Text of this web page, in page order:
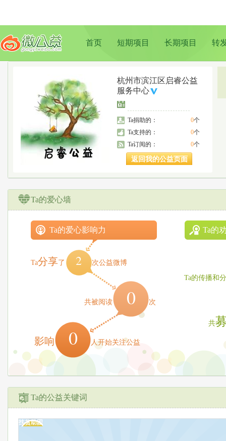
首页 短期项目 长期项目 转
杭州市滨江区启睿公益
服务中心
0个
Ta捐助的：
0个
Ta支持的：
0个
Ta订阅的：
返回我的公益页面
Ta的爱心墙
Ta的爱心影响力
Ta分享了 2 次公益微博
共被阅读 0 次
影响 0 人开始关注公益
Ta的
Ta的传播和
共
Ta的公益关键词
扶贫助困